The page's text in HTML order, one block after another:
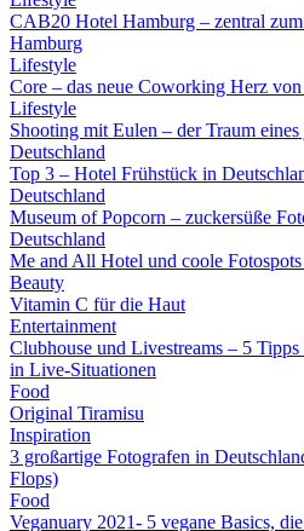
CAB20 Hotel Hamburg – zentral
Hamburg
Lifestyle
Core – das neue Coworking Herz
Lifestyle
Shooting mit Eulen – der Traum
Deutschland
Top 3 – Hotel Frühstück in
Deutschland
Museum of Popcorn – zuckersüße
Deutschland
Me and All Hotel und coole
Beauty
Vitamin C für die Haut
Entertainment
Clubhouse und Livestreams – 5
in Live-Situationen
Food
Original Tiramisu
Inspiration
3 großartige Fotografen in
Flops)
Food
Veganuary 2021- 5 vegane Basics,